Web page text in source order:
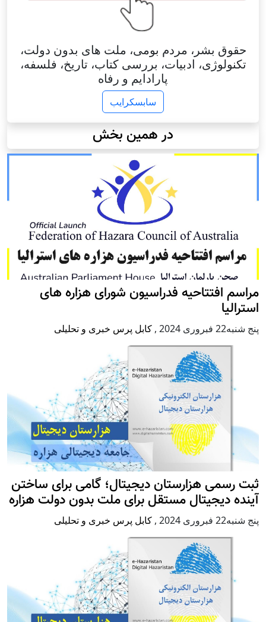
حقوق بشر، مردم بومی، ملت های بدون دولت،
تکنولوژی، ادبیات، بررسی کتاب، تاریخ، فلسفه،
پارادایم و رفاه
سابسکرایب
در همین بخش
مراسم افتتاحیه فدراسیون شورای هزاره های
استرالیا
پنج شنبه22 فبروری 2024 , کابل پرس خبری و تحلیلی
ثبت رسمی هزارستان دیجیتال؛ گامی برای ساختن
آینده دیجیتال مستقل برای ملت بدون دولت هزاره
پنج شنبه22 فبروری 2024 , کابل پرس خبری و تحلیلی